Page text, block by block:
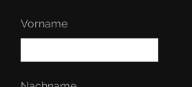
Vorname